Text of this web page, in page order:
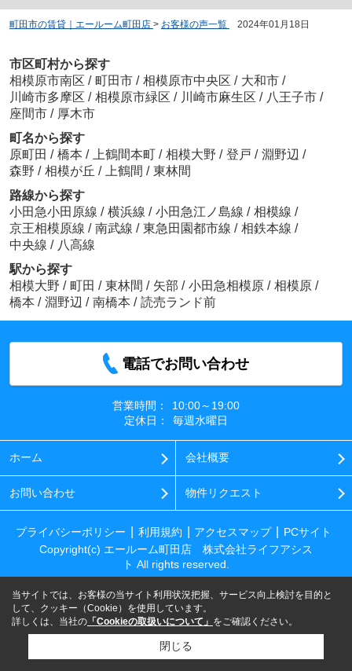
町田市の賃貸｜エールーム町田店 > お客様の声一覧 2024年01月18日
市区町村から探す
相模原市南区 / 町田市 / 相模原市中央区 / 大和市 /
川崎市多摩区 / 相模原市緑区 / 川崎市麻生区 / 八王子市 /
座間市 / 厚木市
町名から探す
原町田 / 橋本 / 上鶴間本町 / 相模大野 / 登戸 / 淵野辺 /
森野 / 相模が丘 / 上鶴間 / 東林間
路線から探す
小田急小田原線 / 横浜線 / 小田急江ノ島線 / 相模線 /
京王相模原線 / 南武線 / 東急田園都市線 / 相鉄本線 /
中央線 / 八高線
駅から探す
相模大野 / 町田 / 東林間 / 矢部 / 小田急相模原 / 相模原 /
橋本 / 淵野辺 / 南橋本 / 読売ランド前
電話でお問い合わせ
営業時間：
10:00～19:00
定休日：
毎週水曜日
ホーム 会社概要
お問い合わせ 物件リクエスト
プライバシーポリシー 利用規約 アクセスマップ
PCサイト
Copyright(c) エールーム町田店 株式会社ライフアシス
ト All rights reserved.
当サイトでは、お客様の当サイト利用状況把握、サービス向上検討を目的と
して、クッキー（Cookie）を使用しています。
詳しくは、当社の 「Cookieの取扱いについて」 をご確認ください。
閉じる